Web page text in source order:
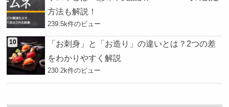
方法も解説！
239.5k件のビュー
「お刺身」と「お造り」の違いとは？2つの差
をわかりやすく解説
230.2k件のビュー